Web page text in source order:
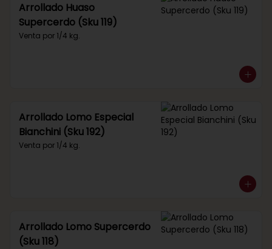
Arrollado Huaso
Supercerdo (Sku 119)
Venta por 1/4 kg.
Arrollado Lomo Especial
Bianchini (Sku 192)
Venta por 1/4 kg.
Arrollado Lomo Supercerdo
(Sku 118)